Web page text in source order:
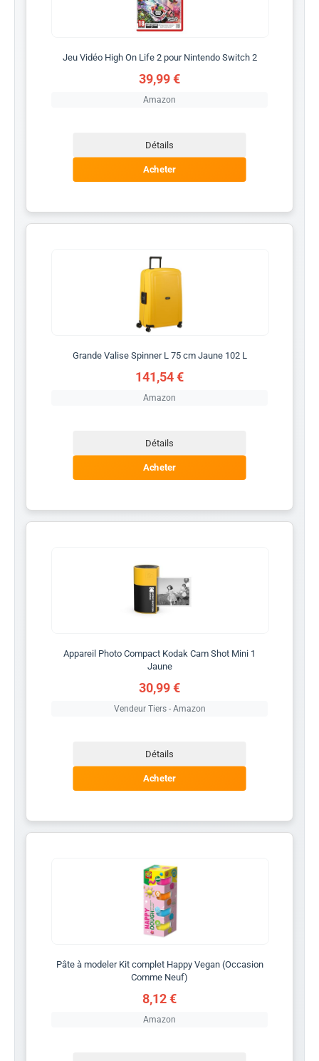
Jeu Vidéo High On Life 2 pour Nintendo Switch 2
39,99 €
Amazon
Détails
Acheter
Grande Valise Spinner L 75 cm Jaune 102 L
141,54 €
Amazon
Détails
Acheter
Appareil Photo Compact Kodak Cam Shot Mini 1
Jaune
30,99 €
Vendeur Tiers - Amazon
Détails
Acheter
Pâte à modeler Kit complet Happy Vegan (Occasion
Comme Neuf)
8,12 €
Amazon